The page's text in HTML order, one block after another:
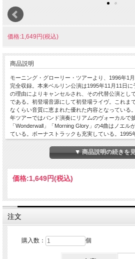
価格:1,649円(税込)
商品説明
モーニング・グローリー・ツアーより、1996年1
完全収録。本来ベルリン公演は1995年11月11日
の理由によりキャンセルされ、その代替公演とし
である。初登場音源にして初登場ライヴ。これま
なくらい音質に恵まれた優れた内容となっている
年ツアーではバンド演奏にリアムのヴォーカルで
「Wonderwall」「Morning Glory」の4曲はノエル
ている。ボーナストラックも充実している。1995
ROOMは定番であろう。年始早々の1996年1月8
ィックによるノエル単独の演奏である。1996年2
で「Wonderwall」と「Cast No Shadow」の2曲を
「Live Forever」を加えた3曲を収録しているのは
1996年2月21日TOP OF THE POPSは残念ながら
Feel The Noize」を含め雰囲気なりとも楽しんで
リン公演を、これまで世に出ていなかったのが不
ボーナストラックも充実しており、この時期のオ
出来る。DISC ONE HUXLEYS NEUE WELT,
01. 6 A.M. Jullandar Shere 02. The Swamp Song
10. Champagne Supernova 11. Whatever -
Talk Tonight 14. Morning Glory DISC TWO 01.
Forever 03. I Am The Walrus THE WHITE ROOM
▼ 商品説明の続きを
価格:1,649円(税込)
注文
購入数： 個